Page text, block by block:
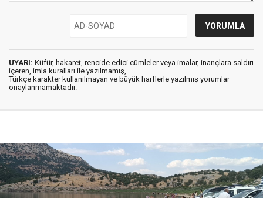
UYARI: Küfür, hakaret, rencide edici cümleler veya imalar, inançlara saldırı
içeren, imla kuralları ile yazılmamış,
Türkçe karakter kullanılmayan ve büyük harflerle yazılmış yorumlar
onaylanmamaktadır.